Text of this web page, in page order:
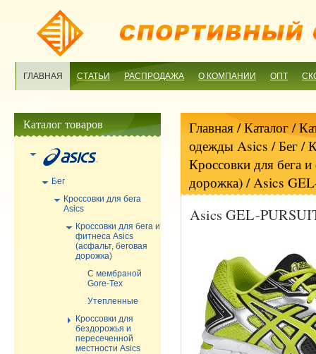
ГЛАВНАЯ СТАТЬИ РАСПРОДАЖА О КОМПАНИИ ОПТ
Главная/ Каталог /
одежды Asics /Бег/
Кроссовки для бега
дорожка)/ Asics
Asics GEL-
Каталог товаров
Бег
Кроссовки для бега
Asics
Кроссовки для бега и
фитнеса Asics
(асфальт, беговая
дорожка)
С мембраной
Gore-Tex
Утепленные
Кроссовки для
бездорожья и
пересеченной
местности Asics